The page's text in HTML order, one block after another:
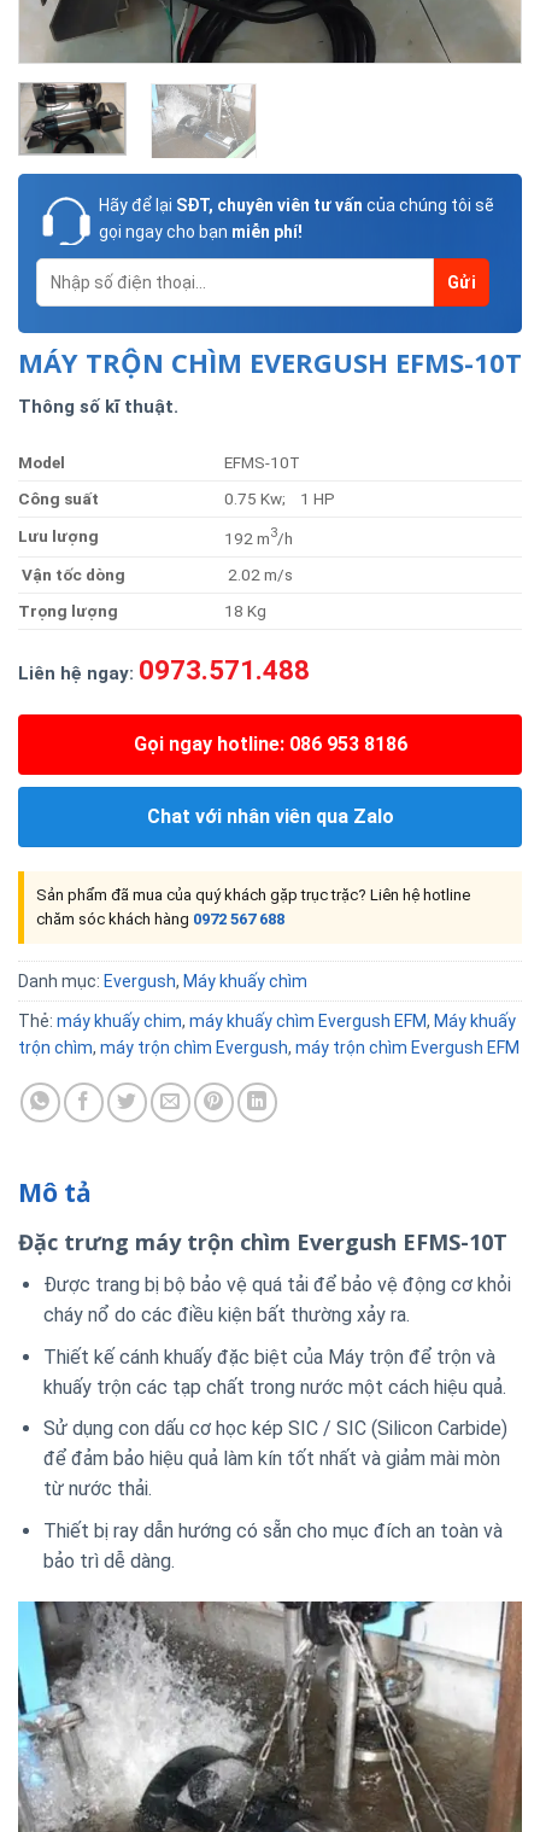
Hãy để lại SĐT, chuyên viên tư vấn của chúng tôi sẽ
gọi ngay cho bạn miễn phí!
MÁY TRỘN CHÌM EVERGUSH EFMS-10T
Thông số kĩ thuật.
Model
EFMS-10T
Công suất
0.75 Kw; 1 HP
Lưu lượng
192 m3/h
Vận tốc dòng
2.02 m/s
Trọng lượng
18 Kg
Liên hệ ngay: 0973.571.488
Gọi ngay hotline: 086 953 8186
Chat với nhân viên qua Zalo
Sản phẩm đã mua của quý khách gặp trục trặc? Liên hệ hotline
chăm sóc khách hàng 0972 567 688
Danh mục: Evergush, Máy khuấy chìm
Thẻ: máy khuấy chim, máy khuấy chìm Evergush EFM, Máy khuấy
trộn chìm, máy trộn chìm Evergush, máy trộn chìm Evergush EFM
Mô tả
Đặc trưng máy trộn chìm Evergush EFMS-10T
Được trang bị bộ bảo vệ quá tải để bảo vệ động cơ khỏi
cháy nổ do các điều kiện bất thường xảy ra.
Thiết kế cánh khuấy đặc biệt của Máy trộn để trộn và
khuấy trộn các tạp chất trong nước một cách hiệu quả.
Sử dụng con dấu cơ học kép SIC / SIC (Silicon Carbide)
để đảm bảo hiệu quả làm kín tốt nhất và giảm mài mòn
từ nước thải.
Thiết bị ray dẫn hướng có sẵn cho mục đích an toàn và
bảo trì dễ dàng.